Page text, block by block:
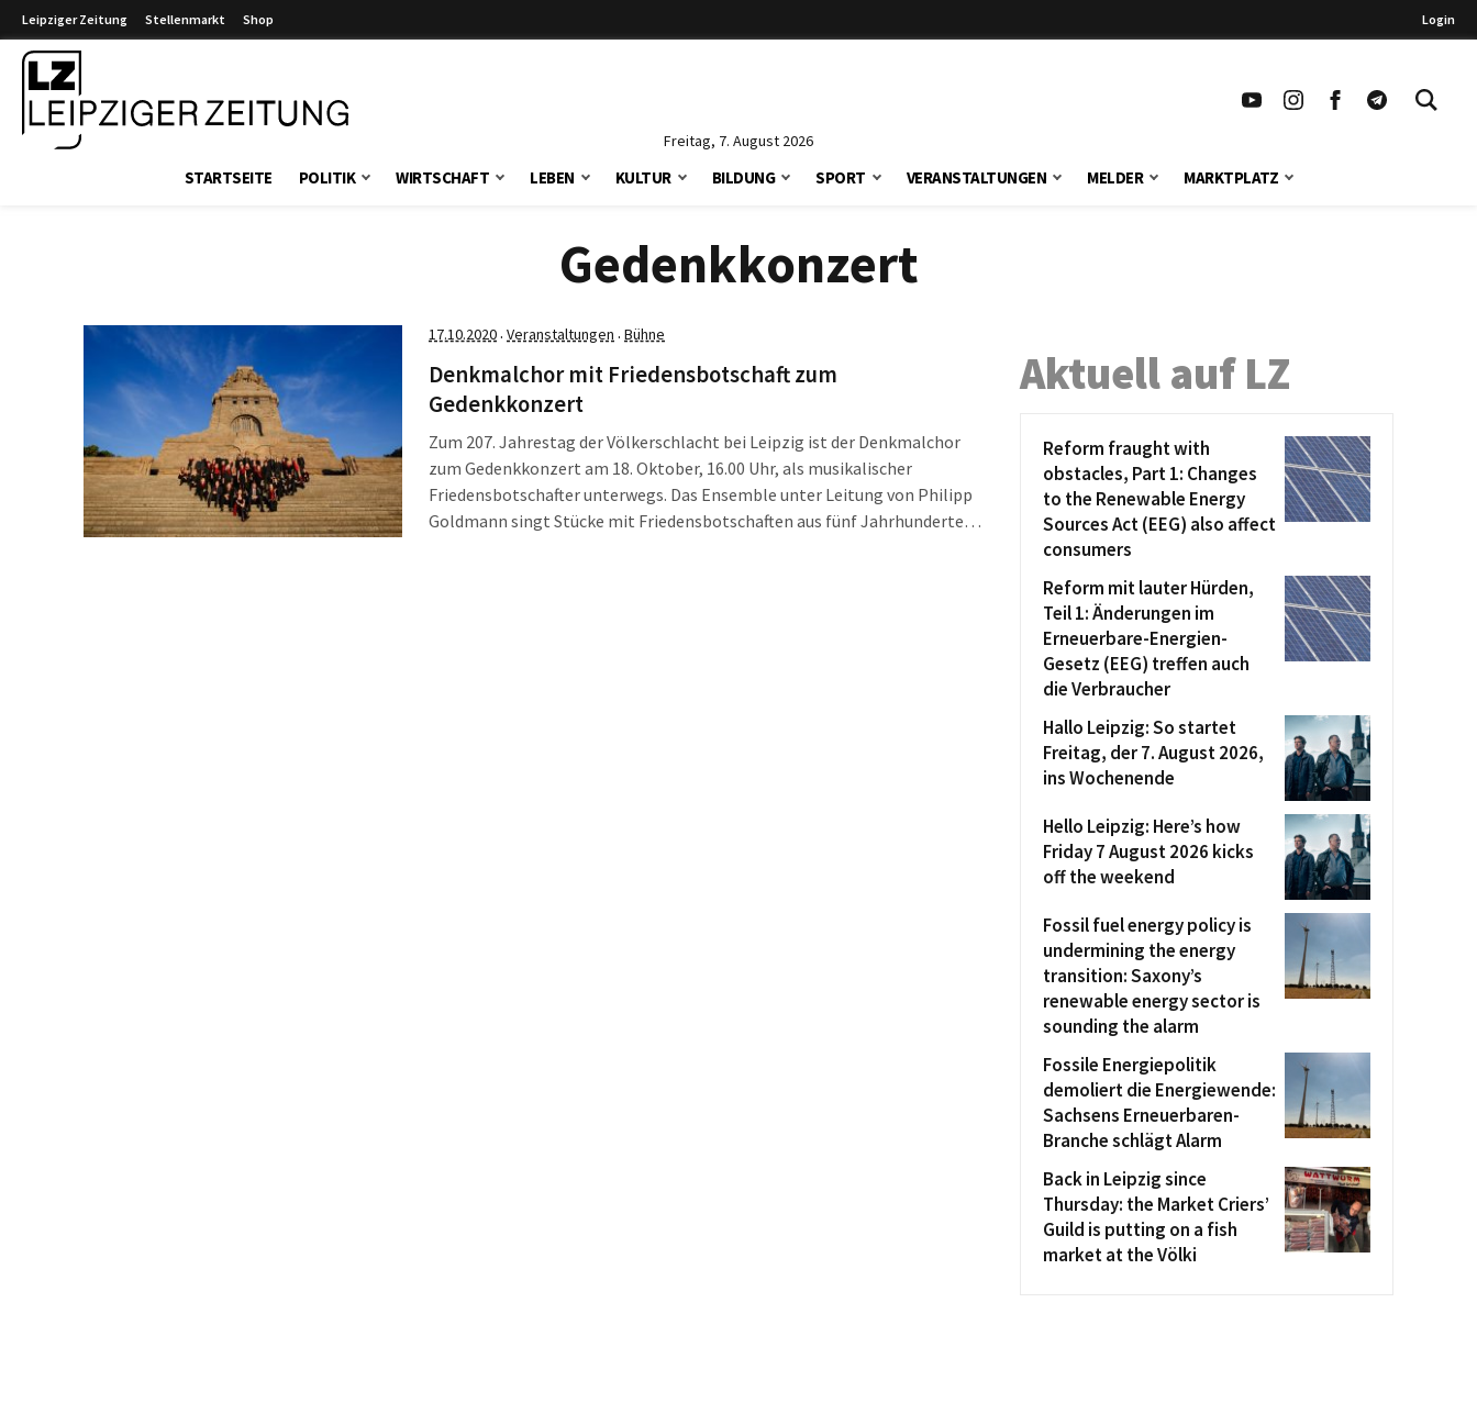
Leipziger Zeitung Stellenmarkt Shop Login
Freitag, 7. August 2026
STARTSEITE POLITIK WIRTSCHAFT LEBEN KULTUR BILDUNG SPORT VERANSTALTUNGEN MELDER MARKTPLATZ
Gedenkkonzert
17.10.2020· Veranstaltungen · Bühne
Denkmalchor mit Friedensbotschaft zum
Gedenkkonzert
Zum 207. Jahrestag der Völkerschlacht bei Leipzig ist der Denkmalchor
zum Gedenkkonzert am 18. Oktober, 16.00 Uhr, als musikalischer
Friedensbotschafter unterwegs. Das Ensemble unter Leitung von Philipp
Goldmann singt Stücke mit Friedensbotschaften aus fünf Jahrhunderten.
Aktuell auf LZ
Reform fraught with
obstacles, Part 1: Changes
to the Renewable Energy
Sources Act (EEG) also affect
consumers
Reform mit lauter Hürden,
Teil 1: Änderungen im
Erneuerbare-Energien-
Gesetz (EEG) treffen auch
die Verbraucher
Hallo Leipzig: So startet
Freitag, der 7. August 2026,
ins Wochenende
Hello Leipzig: Here’s how
Friday 7 August 2026 kicks
off the weekend
Fossil fuel energy policy is
undermining the energy
transition: Saxony’s
renewable energy sector is
sounding the alarm
Fossile Energiepolitik
demoliert die Energiewende:
Sachsens Erneuerbaren-
Branche schlägt Alarm
Back in Leipzig since
Thursday: the Market Criers’
Guild is putting on a fish
market at the Völki